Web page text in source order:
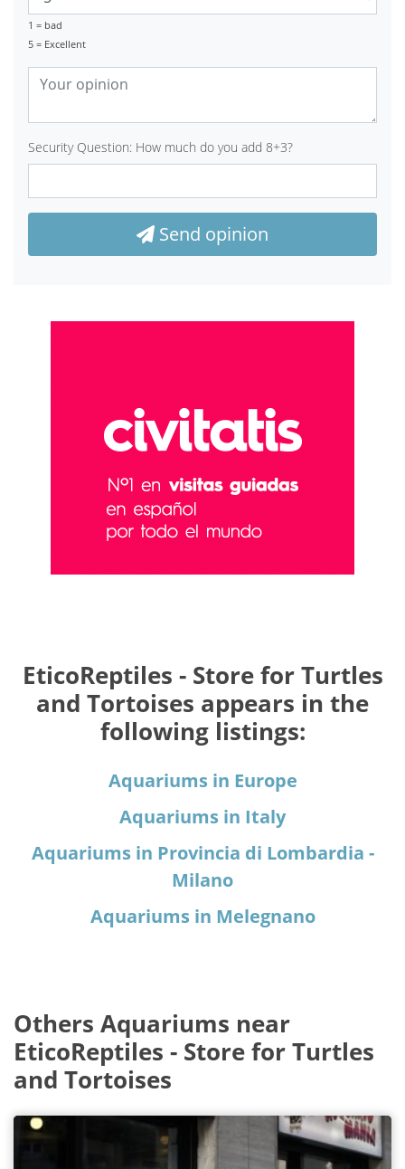
1 = bad
5 = Excellent
Security Question: How much do you add 8+3?
Send opinion
EticoReptiles - Store for Turtles
and Tortoises appears in the
following listings:
Aquariums in Europe
Aquariums in Italy
Aquariums in Provincia di Lombardia -
Milano
Aquariums in Melegnano
Others Aquariums near
EticoReptiles - Store for Turtles
and Tortoises